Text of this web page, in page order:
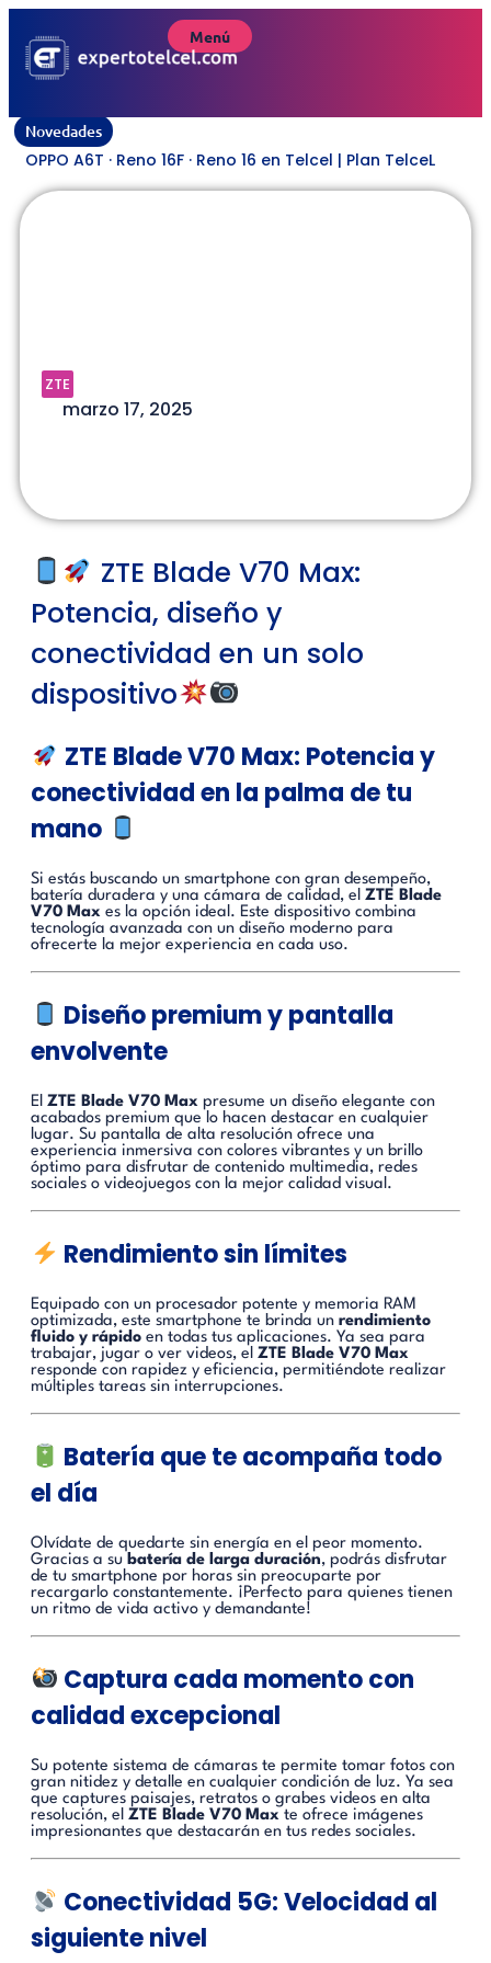
Menú
Novedades
OPPO A6T · Reno 16F · Reno 16 en Telcel | Plan TelceL
ZTE
marzo 17, 2025
ZTE Blade V70 Max:
Potencia, diseño y
conectividad en un solo
dispositivo
ZTE Blade V70 Max: Potencia y
conectividad en la palma de tu
mano
Si estás buscando un smartphone con gran desempeño,
batería duradera y una cámara de calidad, el ZTE Blade
V70 Max es la opción ideal. Este dispositivo combina
tecnología avanzada con un diseño moderno para
ofrecerte la mejor experiencia en cada uso.
Diseño premium y pantalla
envolvente
El ZTE Blade V70 Max presume un diseño elegante con
acabados premium que lo hacen destacar en cualquier
lugar. Su pantalla de alta resolución ofrece una
experiencia inmersiva con colores vibrantes y un brillo
óptimo para disfrutar de contenido multimedia, redes
sociales o videojuegos con la mejor calidad visual.
Rendimiento sin límites
Equipado con un procesador potente y memoria RAM
optimizada, este smartphone te brinda un rendimiento
fluido y rápido en todas tus aplicaciones. Ya sea para
trabajar, jugar o ver videos, el ZTE Blade V70 Max
responde con rapidez y eficiencia, permitiéndote realizar
múltiples tareas sin interrupciones.
Batería que te acompaña todo
el día
Olvídate de quedarte sin energía en el peor momento.
Gracias a su batería de larga duración, podrás disfrutar
de tu smartphone por horas sin preocuparte por
recargarlo constantemente. ¡Perfecto para quienes tienen
un ritmo de vida activo y demandante!
Captura cada momento con
calidad excepcional
Su potente sistema de cámaras te permite tomar fotos con
gran nitidez y detalle en cualquier condición de luz. Ya sea
que captures paisajes, retratos o grabes videos en alta
resolución, el ZTE Blade V70 Max te ofrece imágenes
impresionantes que destacarán en tus redes sociales.
Conectividad 5G: Velocidad al
siguiente nivel